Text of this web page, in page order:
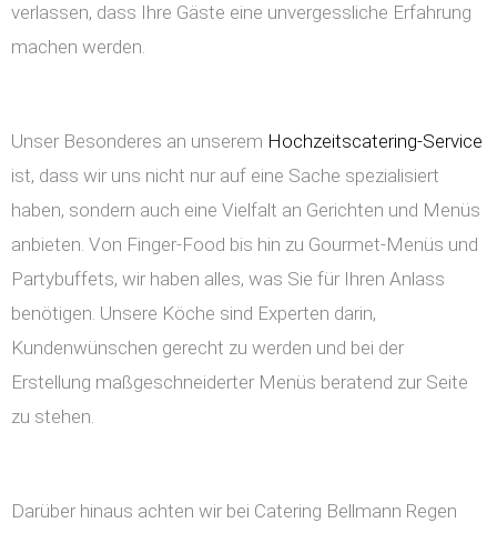
verlassen, dass Ihre Gäste eine unvergessliche Erfahrung
machen werden.
Unser Besonderes an unserem Hochzeitscatering-Service
ist, dass wir uns nicht nur auf eine Sache spezialisiert
haben, sondern auch eine Vielfalt an Gerichten und Menüs
anbieten. Von Finger-Food bis hin zu Gourmet-Menüs und
Partybuffets, wir haben alles, was Sie für Ihren Anlass
benötigen. Unsere Köche sind Experten darin,
Kundenwünschen gerecht zu werden und bei der
Erstellung maßgeschneiderter Menüs beratend zur Seite
zu stehen.
Darüber hinaus achten wir bei Catering Bellmann Regen